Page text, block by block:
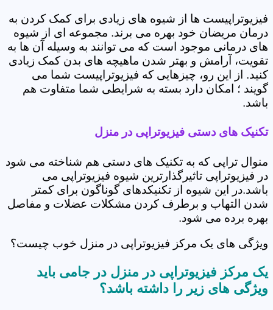
فیزیوتراپیست ها از شیوه های زیادی برای کمک کردن به
درمان مریضان خود بهره می برند. مجموعه ای از شیوه
های درمانی موجود است که می توانند به وسیله آن ها به
تقویت، آرامش و بهتر شدن ماهیچه های بدن کمک زیادی
کنید. از این رو، چیزهایی که فیزیوتراپیست شما می
گویند ؛ امکان دارد بسته به شرایطی شما متفاوت هم
باشد.
تکنیک های دستی فیزیوتراپی در منزل
منوال تراپی که به تکنیک های دستی هم شناخته می شود
در فیزیوتراپی تاثیرگذارترین شیوه فیزیوتراپی می
باشد.در این شیوه از تکنیکدهای گوناگون برای کمتر
شدن التهاب و برطرف کردن مشکلات عضلات و مفاصل
بهره برده می شود.
ویژگی های یک مرکز فیزیوتراپی در منزل خوب چیست؟
یک مرکز فیزیوتراپی در منزل در جامی باید
ویژگی های زیر را داشته باشد؟